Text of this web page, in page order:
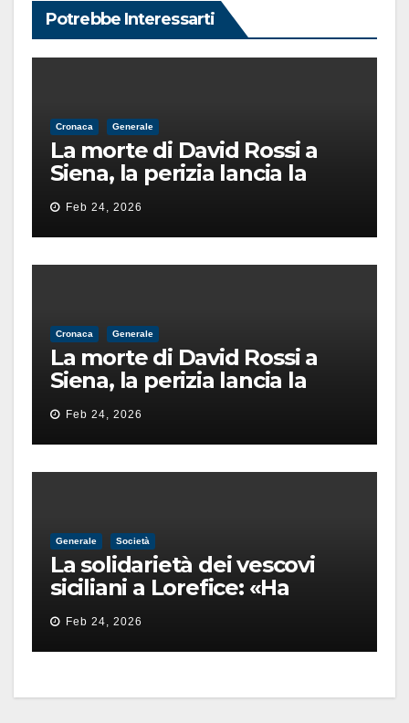
Potrebbe Interessarti
Cronaca Generale
La morte di David Rossi a
Siena, la perizia lancia la
pista di un’intimidazione
finita male
Feb 24, 2026
Cronaca Generale
La morte di David Rossi a
Siena, la perizia lancia la
pista di un’intimidazione
finita male
Feb 24, 2026
Generale Società
La solidarietà dei vescovi
siciliani a Lorefice: «Ha
difeso il valore e la dignità
dell’umanità»
Feb 24, 2026